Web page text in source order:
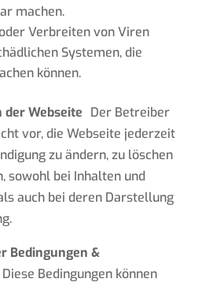
machen.
Verbreiten von Viren
Systemen, die
können.
Webseite Der Betreiber
vor, die Webseite jederzeit
zu ändern, zu löschen
sowohl bei Inhalten und
auch bei deren Darstellung
Bedingungen &
Bedingungen können